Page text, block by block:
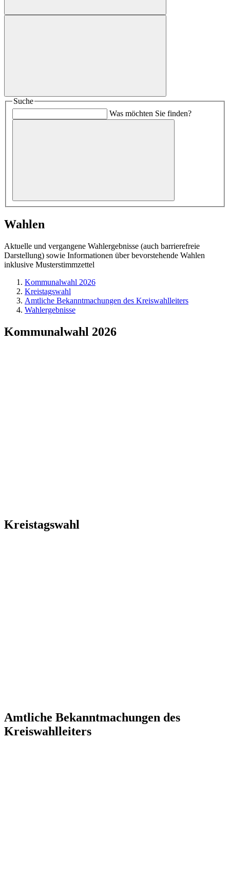
Suche
Was möchten Sie finden?
Wahlen
Aktuelle und vergangene Wahlergebnisse (auch barrierefreie
Darstellung) sowie Informationen über bevorstehende Wahlen
inklusive Musterstimmzettel
Kommunalwahl 2026
Kreistagswahl
Amtliche Bekanntmachungen des Kreiswahlleiters
Wahlergebnisse
Kommunalwahl 2026
Kreistagswahl
Amtliche Bekanntmachungen des
Kreiswahlleiters